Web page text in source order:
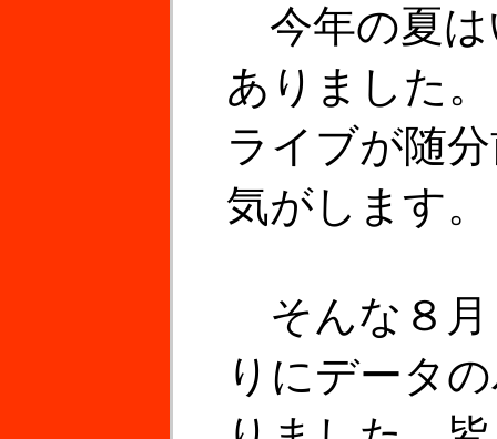
今年の夏は
ありました
ライブが随
気がします。
そんな８月
りにデータ